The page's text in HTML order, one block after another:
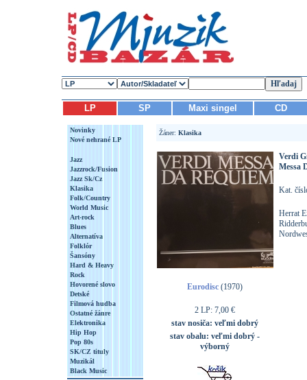
LP SP Maxi singel CD
Novinky
Nové nehrané LP
Jazz
Jazzrock/Fusion
Jazz Sk/Cz
Klasika
Folk/Country
World Music
Art-rock
Blues
Alternatíva
Folklór
Šansóny
Hard & Heavy
Rock
Hovorené slovo
Detské
Filmová hudba
Ostatné žánre
Elektronika
Hip Hop
Pop 80s
SK/CZ tituly
Muzikál
Black Music
Žáner: Klasika
Eurodisc (1970)
2 LP: 7,00 €
stav nosiča: veľmi dobrý
stav obalu: veľmi dobrý -
výborný
Verdi
Messa
Kat.
Herrat